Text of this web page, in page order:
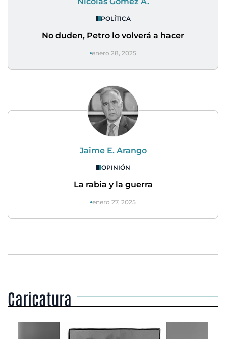
POLÍTICA
No duden, Petro lo volverá a hacer
enero 28, 2025
Jaime E. Arango
OPINIÓN
La rabia y la guerra
enero 27, 2025
Caricatura